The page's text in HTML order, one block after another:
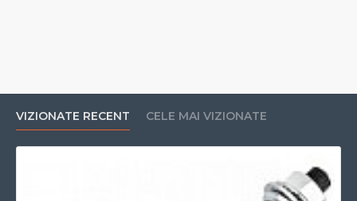
VIZIONATE RECENT CELE MAI VIZIONATE